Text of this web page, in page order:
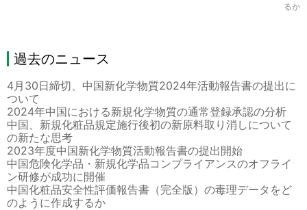
るか
過去のニュース
4月30日締切、中国新化学物質2024年活動報告書の提出に
ついて
2024年中国における新規化学物質の通常登録承認の分析
中国、新規化粧品規定施行後初の新原料取り消しについて
の新たな思考
2023年度中国新化学物質活動報告書の提出開始
中国危険化学品・新規化学品コンプライアンスのオフライ
ン研修が成功に開催
中国化粧品安全性評価報告書（完全版）の毒理データをど
のように作成するか